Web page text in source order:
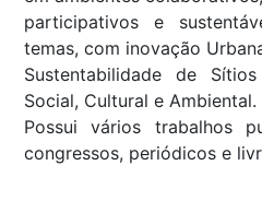
participativos e
temas, com inovação
Sustentabilidade de
Social, Cultural e Ambiental.
Possui vários trabalhos
congressos, periódicos e